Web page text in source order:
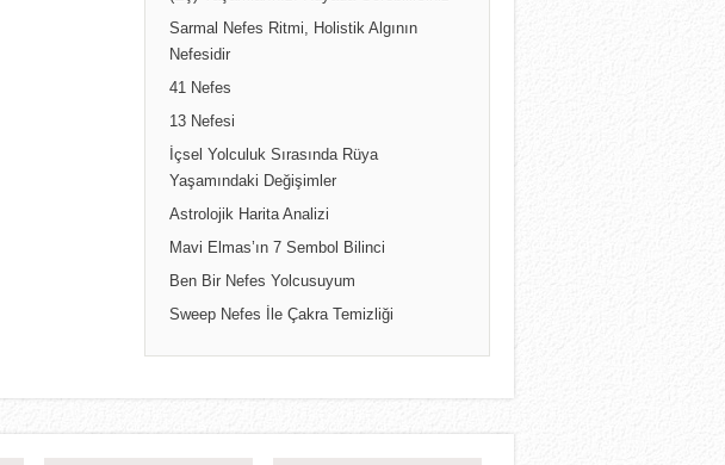
Sarmal Nefes Ritmi, Holistik Algının
Nefesidir
41 Nefes
13 Nefesi
İçsel Yolculuk Sırasında Rüya
Yaşamındaki Değişimler
Astrolojik Harita Analizi
Mavi Elmas’ın 7 Sembol Bilinci
Ben Bir Nefes Yolcusuyum
Sweep Nefes İle Çakra Temizliği